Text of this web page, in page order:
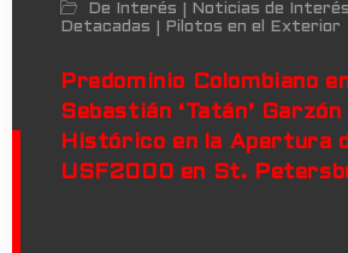
De Interés
Noticias de Interés
Detacadas
Pilotos en el Exterior
Predominio Colombiano
Sebastián ‘Tatán’
Histórico en la Apertura
USF2000 en St.